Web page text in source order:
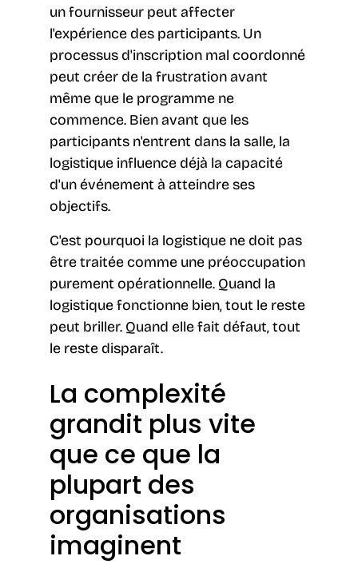
un fournisseur peut affecter
l'expérience des participants. Un
processus d'inscription mal coordonné
peut créer de la frustration avant
même que le programme ne
commence. Bien avant que les
participants n'entrent dans la salle, la
logistique influence déjà la capacité
d'un événement à atteindre ses
objectifs.
C'est pourquoi la logistique ne doit pas
être traitée comme une préoccupation
purement opérationnelle. Quand la
logistique fonctionne bien, tout le reste
peut briller. Quand elle fait défaut, tout
le reste disparaît.
La complexité
grandit plus vite
que ce que la
plupart des
organisations
imaginent